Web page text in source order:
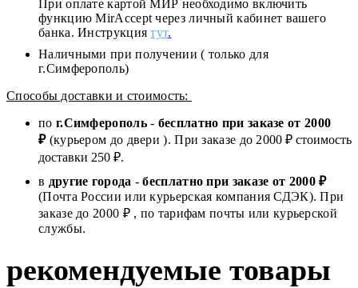
При оплате картой МИР необходимо включить
функцию MirAccept через личный кабинет вашего
банка. Инструкциятут.
Наличными при получении ( только для
г.Симферополь)
Способы доставки и стоимость:
по г.Симферополь- бесплатно при заказе от 2000
₽(курьером до двери ). При заказе до 2000 ₽ стоимость
доставки 250 ₽.
в другие города -бесплатно при заказе от 2000 ₽
(Почта России или курьерская компания СДЭК). При
заказе до 2000 ₽ , по тарифам почты или курьерской
службы.
рекомендуемые товары